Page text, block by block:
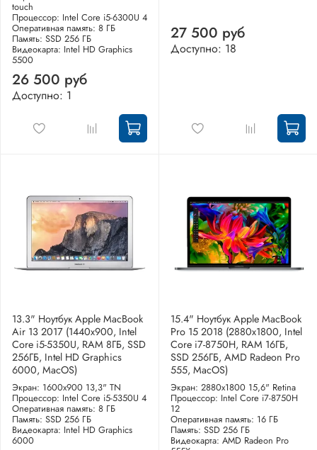
touch
Процессор: Intel Core i5-6300U 4
Оперативная память: 8 ГБ
Память: SSD 256 ГБ
Видеокарта: Intel HD Graphics
5500
26 500 руб
Доступно: 1
27 500 руб
Доступно: 18
13.3" Ноутбук Apple MacBook
Air 13 2017 (1440x900, Intel
Core i5-5350U, RAM 8ГБ, SSD
256ГБ, Intel HD Graphics
6000, MacOS)
Экран: 1600x900 13,3" TN
Процессор: Intel Core i5-5350U 4
Оперативная память: 8 ГБ
Память: SSD 256 ГБ
Видеокарта: Intel HD Graphics
6000
15.4" Ноутбук Apple MacBook
Pro 15 2018 (2880x1800, Intel
Core i7-8750H, RAM 16ГБ,
SSD 256ГБ, AMD Radeon Pro
555, MacOS)
Экран: 2880x1800 15,6" Retina
Процессор: Intel Core i7-8750H
12
Оперативная память: 16 ГБ
Память: SSD 256 ГБ
Видеокарта: AMD Radeon Pro